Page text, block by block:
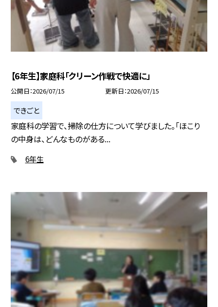
【6年生】家庭科「クリーン作戦で快適に」
公開日 2026/07/15 更新日 2026/07/15
できごと
家庭科の学習で、掃除の仕方について学びました。「ほこり
の中身は、どんなものがある...
6年生